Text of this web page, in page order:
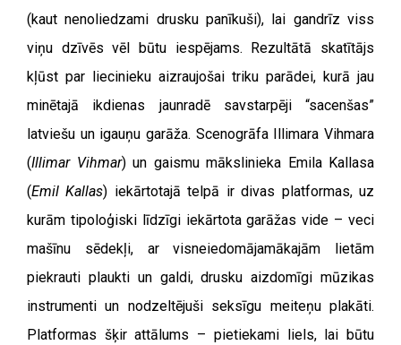
(kaut nenoliedzami drusku panīkuši), lai gandrīz viss
viņu dzīvēs vēl būtu iespējams. Rezultātā skatītājs
kļūst par liecinieku aizraujošai triku parādei, kurā jau
minētajā ikdienas jaunradē savstarpēji “sacenšas”
latviešu un igauņu garāža. Scenogrāfa Illimara Vihmara
(Illimar Vihmar) un gaismu mākslinieka Emila Kallasa
(Emil Kallas) iekārtotajā telpā ir divas platformas, uz
kurām tipoloģiski līdzīgi iekārtota garāžas vide – veci
mašīnu sēdekļi, ar visneiedomājamākajām lietām
piekrauti plaukti un galdi, drusku aizdomīgi mūzikas
instrumenti un nodzeltējuši seksīgu meiteņu plakāti.
Platformas šķir attālums – pietiekami liels, lai būtu